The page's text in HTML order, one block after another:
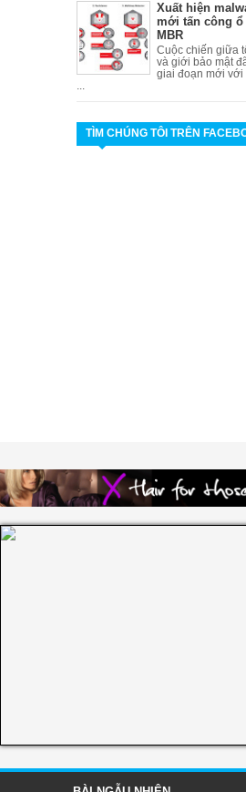
Xuất hiện
mới tấn công
MBR
Cuộc chiến giữa
và giới bảo mật
giai đoạn mới với
TÌM CHÚNG TÔI TRÊN